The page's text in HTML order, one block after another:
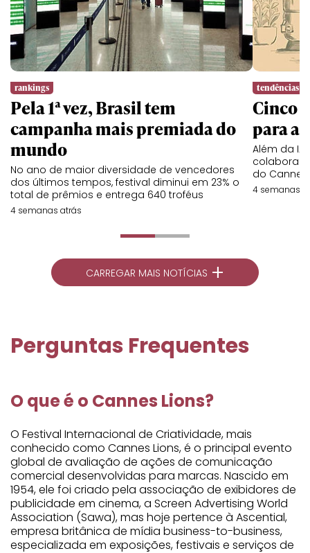
rankings
Pela 1ª vez, Brasil tem
campanha mais premiada do
mundo
No ano de maior diversidade de vencedores
dos últimos tempos, festival diminui em 23% o
total de prêmios e entrega 640 troféus
4 semanas atrás
tendências
Cinco
para a
Além da
do Cannes
4 semanas
CARREGAR MAIS NOTÍCIAS +
Perguntas Frequentes
O que é o Cannes Lions?
O Festival Internacional de Criatividade, mais
conhecido como Cannes Lions, é o principal evento
global de avaliação de ações de comunicação
comercial desenvolvidas para marcas. Nascido em
1954, ele foi criado pela associação de exibidores de
publicidade em cinema, a Screen Advertising World
Association (Sawa), mas hoje pertence à Ascential,
empresa britânica de mídia business-to-business,
especializada em exposições, festivais e serviços de